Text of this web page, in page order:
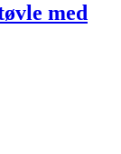
med